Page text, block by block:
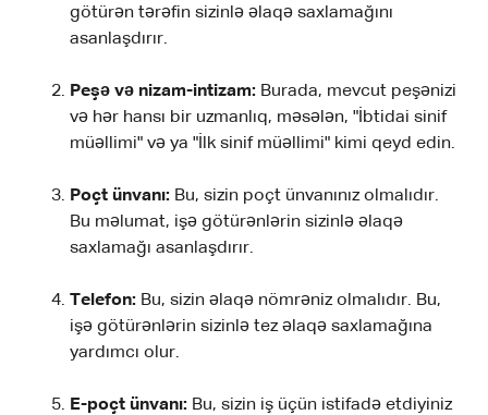
götürən tərəfin sizinlə əlaqə saxlamağını
asanlaşdırır.
Peşə və nizam-intizam: Burada, mevcut peşənizi
və hər hansı bir uzmanlıq, məsələn, "İbtidai sinif
müəllimi" və ya "İlk sinif müəllimi" kimi qeyd edin.
Poçt ünvanı: Bu, sizin poçt ünvanınız olmalıdır.
Bu məlumat, işə götürənlərin sizinlə əlaqə
saxlamağı asanlaşdırır.
Telefon: Bu, sizin əlaqə nömrəniz olmalıdır. Bu,
işə götürənlərin sizinlə tez əlaqə saxlamağına
yardımcı olur.
E-poçt ünvanı: Bu, sizin iş üçün istifadə etdiyiniz